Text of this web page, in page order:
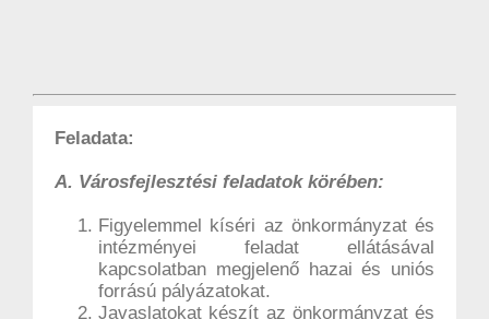
Feladata:
A. Városfejlesztési feladatok körében:
Figyelemmel kíséri az önkormányzat és
intézményei feladat ellátásával
kapcsolatban megjelenő hazai és uniós
forrású pályázatokat.
Javaslatokat készít az önkormányzat és